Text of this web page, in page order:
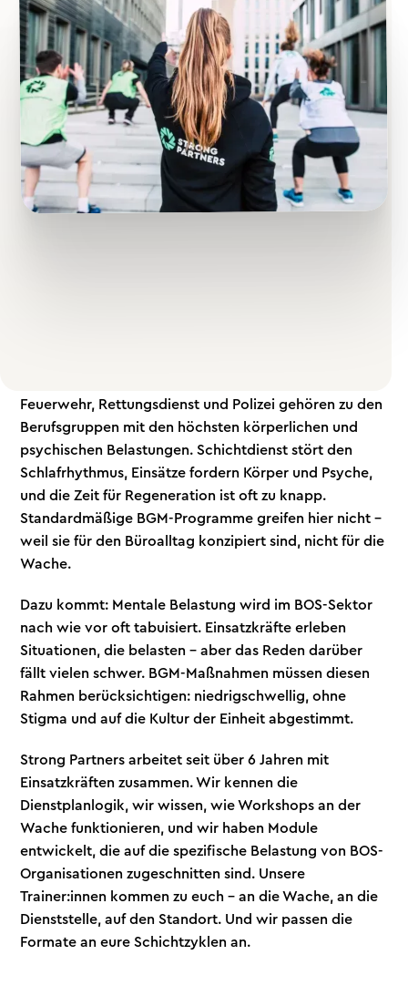
Feuerwehr, Rettungsdienst und Polizei gehören zu den
Berufsgruppen mit den höchsten körperlichen und
psychischen Belastungen. Schichtdienst stört den
Schlafrhythmus, Einsätze fordern Körper und Psyche,
und die Zeit für Regeneration ist oft zu knapp.
Standardmäßige BGM-Programme greifen hier nicht –
weil sie für den Büroalltag konzipiert sind, nicht für die
Wache.
Dazu kommt: Mentale Belastung wird im BOS-Sektor
nach wie vor oft tabuisiert. Einsatzkräfte erleben
Situationen, die belasten – aber das Reden darüber
fällt vielen schwer. BGM-Maßnahmen müssen diesen
Rahmen berücksichtigen: niedrigschwellig, ohne
Stigma und auf die Kultur der Einheit abgestimmt.
Strong Partners arbeitet seit über 6 Jahren mit
Einsatzkräften zusammen. Wir kennen die
Dienstplanlogik, wir wissen, wie Workshops an der
Wache funktionieren, und wir haben Module
entwickelt, die auf die spezifische Belastung von BOS-
Organisationen zugeschnitten sind. Unsere
Trainer:innen kommen zu euch – an die Wache, an die
Dienststelle, auf den Standort. Und wir passen die
Formate an eure Schichtzyklen an.